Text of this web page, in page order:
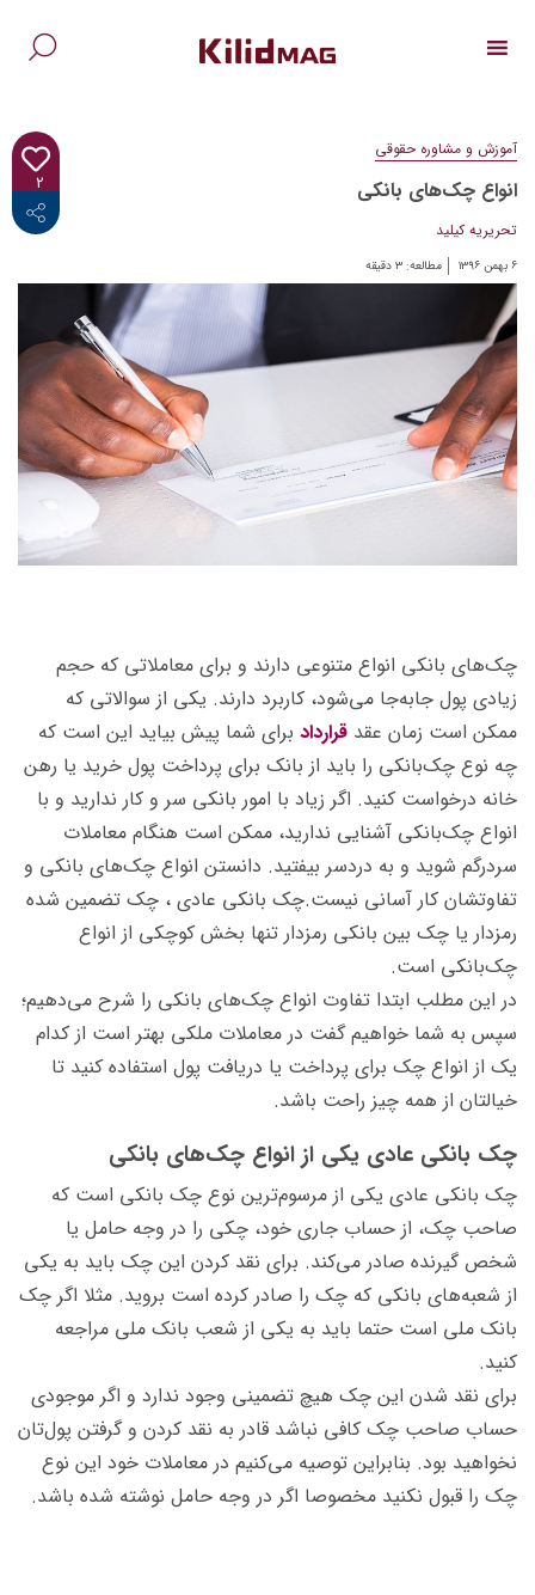
۲
<i class="fab fa-facebook-f"></i>
آموزش و مشاوره حقوقی
انواع چک‌های بانکی
تحریریه کیلید
۶ بهمن ۱۳۹۶ مطالعه: ۳ دقیقه
چک‌های بانکی انواع متنوعی دارند و برای معاملاتی که حجم
زیادی پول جابه‌جا می‌شود، کاربرد دارند. یکی از سوالاتی که
ممکن است زمان عقد قرارداد برای شما پیش بیاید این است که
چه نوع چک‌بانکی را باید از بانک برای پرداخت پول خرید یا رهن
خانه درخواست کنید. اگر زیاد با امور بانکی سر و کار ندارید و با
انواع چک‌بانکی آشنایی ندارید، ممکن است هنگام معاملات
سردرگم شوید و به دردسر بیفتید. دانستن انواع چک‌های بانکی و
تفاوتشان کار آسانی نیست.چک بانکی عادی ، چک تضمین شده
رمزدار یا چک بین بانکی رمزدار تنها بخش کوچکی از انواع
چک‌بانکی است.
در این مطلب ابتدا تفاوت‌ انواع چک‌های بانکی را شرح می‌دهیم؛
سپس به شما خواهیم گفت در معاملات ملکی بهتر است از کدام
یک از انواع چک برای پرداخت یا دریافت پول استفاده کنید تا
خیالتان از همه چیز راحت باشد.
چک بانکی عادی یکی از انواع چک‌های بانکی
چک بانکی عادی یکی از مرسوم‌ترین نوع چک بانکی است که
صاحب چک، از حساب جاری خود، چکی را در وجه حامل یا
شخص گیرنده صادر می‌کند. برای نقد کردن این چک باید به یکی
از شعبه‌های بانکی که چک را صادر کرده است بروید. مثلا اگر چک
بانک ملی است حتما باید به یکی از شعب بانک ملی مراجعه
کنید.
برای نقد شدن این چک هیچ تضمینی وجود ندارد و اگر موجودی
حساب صاحب چک کافی نباشد قادر به نقد کردن و گرفتن پول‌تان
نخواهید بود. بنابراین توصیه می‌کنیم در معاملات خود این نوع
چک را قبول نکنید مخصوصا اگر در وجه حامل نوشته شده باشد.